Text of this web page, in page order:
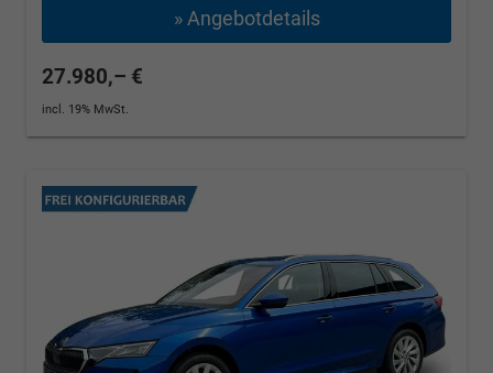
» Angebotdetails
27.980,– €
incl. 19% MwSt.